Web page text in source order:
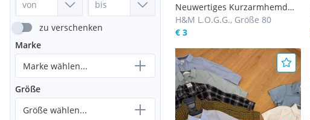
zu verschenken
Marke
Marke wählen...
Größe
Größe wählen...
Neuwertiges Kurzarmhemd
H&M L. O. G. G. Gr. 80
H&M L.O.G.G., Größe 80
€ 3